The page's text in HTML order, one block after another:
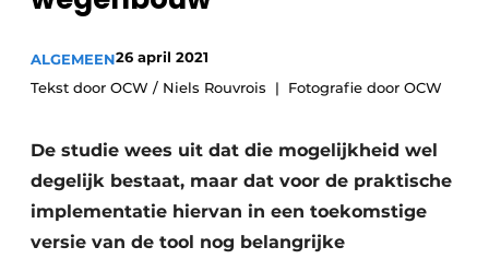
Video’s
ALGEMEEN26 april 2021
Tekst door OCW / Niels Rouvrois
Fotografie door OCW
De studie wees uit dat die mogelijkheid wel
degelijk bestaat, maar dat voor de praktische
implementatie hiervan in een toekomstige
versie van de tool nog belangrijke